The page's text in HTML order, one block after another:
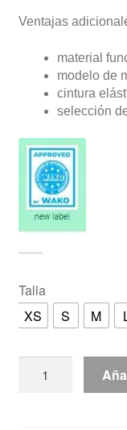
Ventajas
material
modelo de
cintura
selección
Talla
XS
S M
"FAKM"